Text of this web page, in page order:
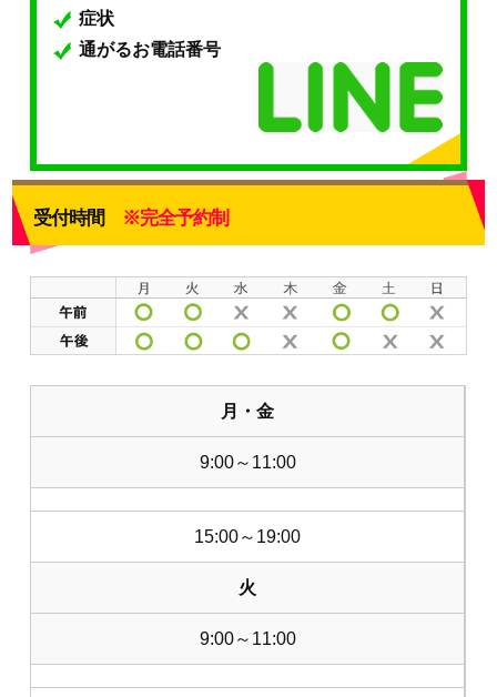
症状
通がるお電話番号
受付時間 ※完全予約制
月・金
9:00～11:00
15:00～19:00
火
9:00～11:00